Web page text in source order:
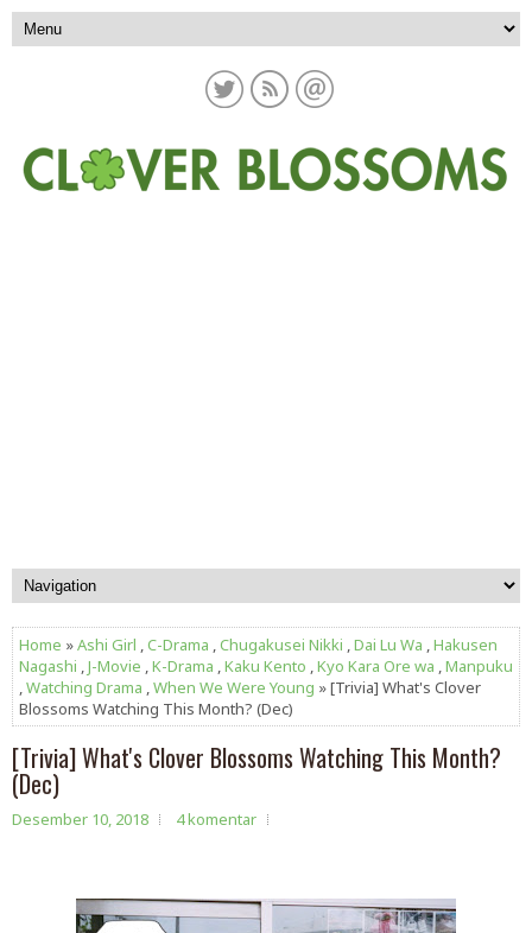
Home »Ashi Girl ,C-Drama ,Chugakusei Nikki ,Dai Lu Wa ,Hakusen
Nagashi ,J-Movie ,K-Drama ,Kaku Kento ,Kyo Kara Ore wa ,Manpuku
,Watching Drama ,When We Were Young » [Trivia] What's Clover
Blossoms Watching This Month? (Dec)
[Trivia] What's Clover Blossoms Watching This Month?
(Dec)
Desember 10, 2018 4 komentar